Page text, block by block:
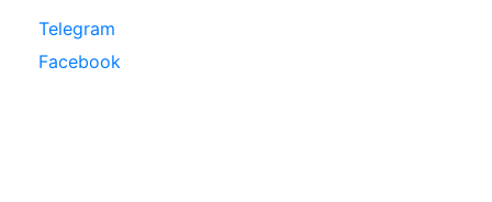
Telegram
Facebook